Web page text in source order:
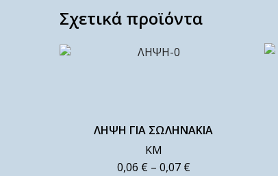
Σχετικά προϊόντα
ΛΗΨΗ ΓΙΑ ΣΩΛΗΝΑΚΙΑ
ΚΜ
0,06 € – 0,07 €